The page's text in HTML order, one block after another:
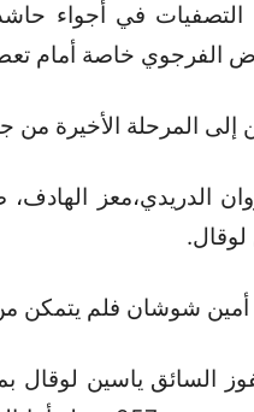
في أجواء
الفرجوي خاصة أمام
الدريدي،معز الهادف،
أمين شوشان فلم